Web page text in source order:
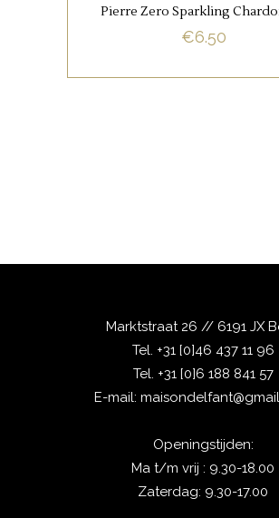
Pierre Zero Sparkling
€6.50
Marktstraat 26 // 6191 JX
Tel. +31 [0]46 437 11 96
Tel. +31 [0]6 188 841 57
E-mail:
Openingstijden:
Ma t/m vrij : 9.30-18.00
Zaterdag: 9.30-17.00